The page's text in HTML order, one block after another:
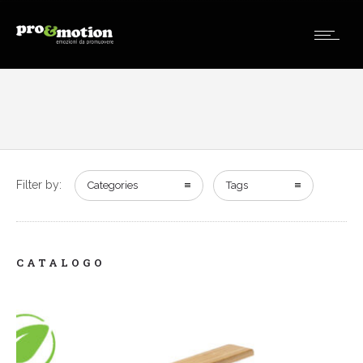
Filter by: Categories Tags
CATALOGO